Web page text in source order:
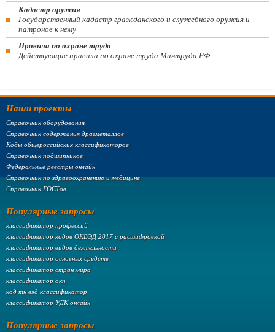
Кадастр оружия
Государственный кадастр гражданского и служебного оружия и
патронов к нему
Правила по охране труда
Действующие правила по охране труда Минтруда РФ
Наши проекты
Справочник оборудования
Справочник содержания драгметаллов
Коды общероссийских классификаторов
Справочник подшипников
Федеральные реестры онлайн
Справочник по здравоохранению и медицине
Справочник ГОСТов
Популярные запросы
классификатор профессий
классификатор кодов ОКВЭД 2017 с расшифровкой
классификатор видов деятельности
классификатор основных средств
классификатор стран мира
классификатор окп
код тн вэд классификатор
классификатор УДК онлайн
Популярные запросы